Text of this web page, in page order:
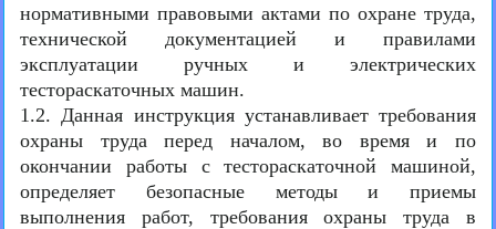
нормативными правовыми актами по охране труда,
технической документацией и правилами
эксплуатации ручных и электрических
тестораскаточных машин.
1.2. Данная инструкция устанавливает требования
охраны труда перед началом, во время и по
окончании работы с тестораскаточной машиной,
определяет безопасные методы и приемы
выполнения работ, требования охраны труда в